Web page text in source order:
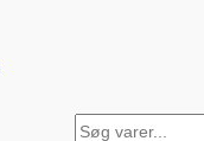
Søg